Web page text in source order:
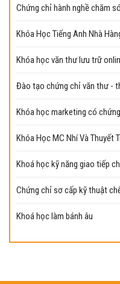
Chứng chỉ hành nghề chăm
Khóa Học Tiếng Anh Nhà
Khóa học văn thư lưu trữ
Đào tạo chứng chỉ văn thư -
Khóa học marketing có
Khóa Học MC Nhí Và Thuyết
Khoá học kỹ năng giao tiếp
Chứng chỉ sơ cấp kỹ thuật
Khoá học làm bánh âu